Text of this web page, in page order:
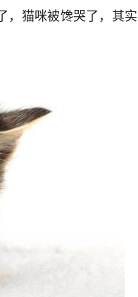
，猫咪被馋哭了，其实